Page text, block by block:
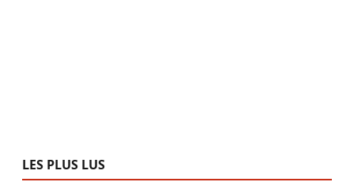
LES PLUS LUS